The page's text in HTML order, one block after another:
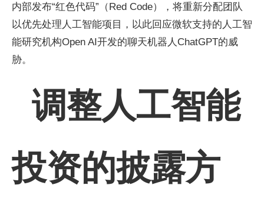
内部发布“红色代码”（Red Code），将重新分配团队
以优先处理人工智能项目，以此回应微软支持的人工智
能研究机构Open AI开发的聊天机器人ChatGPT的威
胁。
调整人工智能
投资的披露方